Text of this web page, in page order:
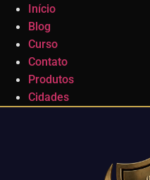
Início
Blog
Curso
Contato
Produtos
Cidades